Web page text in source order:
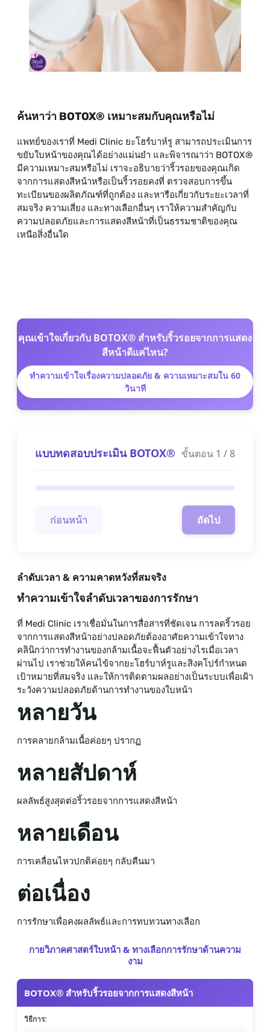
ค้นหาว่า BOTOX® เหมาะสมกับคุณหรือไม่
แพทย์ของเราที่ Medi Clinic ยะโฮร์บาห์รู สามารถประเมินการ
ขยับใบหน้าของคุณได้อย่างแม่นยำ และพิจารณาว่า BOTOX®
มีความเหมาะสมหรือไม่ เราจะอธิบายว่าริ้วรอยของคุณเกิด
จากการแสดงสีหน้าหรือเป็นริ้วรอยคงที่ ตรวจสอบการขึ้น
ทะเบียนของผลิตภัณฑ์ที่ถูกต้อง และหารือเกี่ยวกับระยะเวลาที่
สมจริง ความเสี่ยง และทางเลือกอื่นๆ เราให้ความสำคัญกับ
ความปลอดภัยและการแสดงสีหน้าที่เป็นธรรมชาติของคุณ
เหนือสิ่งอื่นใด
คุณเข้าใจเกี่ยวกับ BOTOX® สำหรับริ้วรอยจากการแสดง
สีหน้าดีแค่ไหน?
ทำความเข้าใจเรื่องความปลอดภัย & ความเหมาะสมใน 60
วินาที
แบบทดสอบประเมิน BOTOX® ขั้นตอน 1 / 8
ก่อนหน้า ถัดไป
ลำดับเวลา & ความคาดหวังที่สมจริง
ทำความเข้าใจลำดับเวลาของการรักษา
ที่ Medi Clinic เราเชื่อมั่นในการสื่อสารที่ชัดเจน การลดริ้วรอย
จากการแสดงสีหน้าอย่างปลอดภัยต้องอาศัยความเข้าใจทาง
คลินิกว่าการทำงานของกล้ามเนื้อจะฟื้นตัวอย่างไรเมื่อเวลา
ผ่านไป เราช่วยให้คนไข้จากยะโฮร์บาห์รูและสิงคโปร์กำหนด
เป้าหมายที่สมจริง และให้การติดตามผลอย่างเป็นระบบเพื่อเฝ้า
ระวังความปลอดภัยด้านการทำงานของใบหน้า
หลายวัน
การคลายกล้ามเนื้อค่อยๆ ปรากฏ
หลายสัปดาห์
ผลลัพธ์สูงสุดต่อริ้วรอยจากการแสดงสีหน้า
หลายเดือน
การเคลื่อนไหวปกติค่อยๆ กลับคืนมา
ต่อเนื่อง
การรักษาเพื่อคงผลลัพธ์และการทบทวนทางเลือก
กายวิภาคศาสตร์ใบหน้า & ทางเลือกการรักษาด้านความ
งาม
BOTOX® สำหรับริ้วรอยจากการแสดงสีหน้า
วิธีการ: